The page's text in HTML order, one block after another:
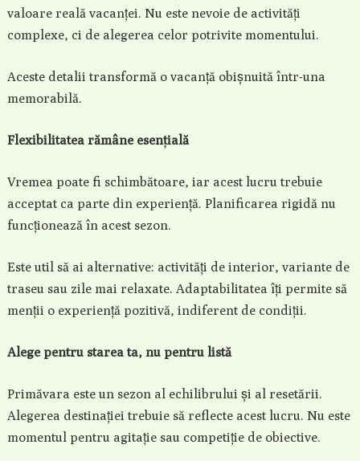
valoare reală vacanței. Nu este nevoie de activități
complexe, ci de alegerea celor potrivite momentului.
Aceste detalii transformă o vacanță obișnuită într-una
memorabilă.
Flexibilitatea rămâne esențială
Vremea poate fi schimbătoare, iar acest lucru trebuie
acceptat ca parte din experiență. Planificarea rigidă nu
funcționează în acest sezon.
Este util să ai alternative: activități de interior, variante de
traseu sau zile mai relaxate. Adaptabilitatea îți permite să
menții o experiență pozitivă, indiferent de condiții.
Alege pentru starea ta, nu pentru listă
Primăvara este un sezon al echilibrului și al resetării.
Alegerea destinației trebuie să reflecte acest lucru. Nu este
momentul pentru agitație sau competiție de obiective.